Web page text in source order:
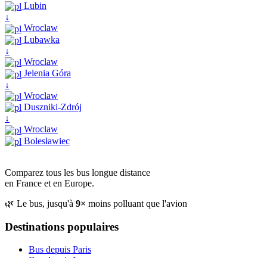
Lubin
↓
Wroclaw
Lubawka
↓
Wroclaw
Jelenia Góra
↓
Wroclaw
Duszniki-Zdrój
↓
Wroclaw
Bolesławiec
Comparez tous les bus longue distance
en France et en Europe.
🌿 Le bus, jusqu'à 9× moins polluant que l'avion
Destinations populaires
Bus depuis Paris